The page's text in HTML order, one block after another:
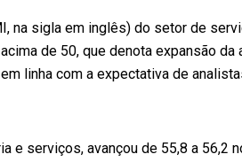
na sigla em inglês) do setor de
de 50, que denota expansão
linha com a expectativa de
e serviços, avançou de 55,8 a 56,2